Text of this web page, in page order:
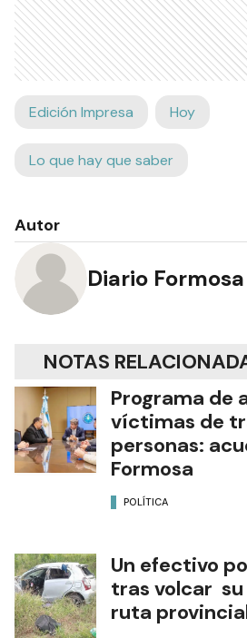
Edición Impresa Hoy
Lo que hay que saber
Autor
Diario Formosa
NOTAS
Programa de
víctimas de
personas:
Formosa
POLÍTICA
Un efectivo
tras volcar su
ruta